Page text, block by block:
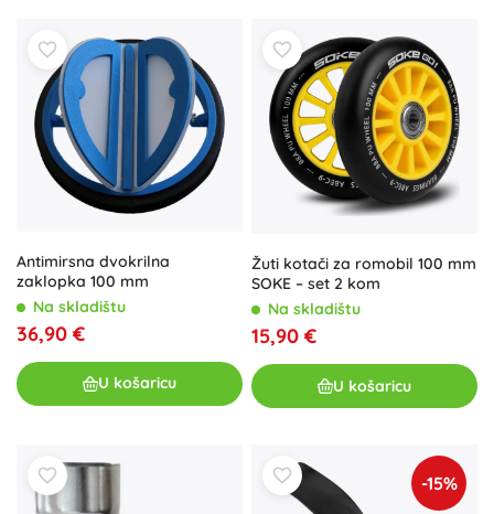
Antimirsna dvokrilna
zaklopka 100 mm
Na skladištu
36,90 €
U košaricu
Žuti kotači za romobil 100 mm
SOKE – set 2 kom
Na skladištu
15,90 €
U košaricu
-15%